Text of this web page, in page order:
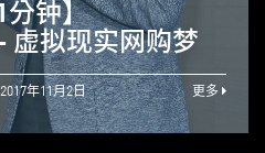
分钟】
虚拟现实网购梦
2017年11月2日 更多